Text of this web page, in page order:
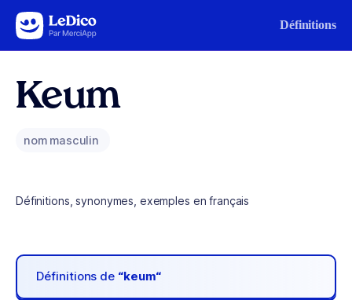
Aller au contenu Définitions
Keum
nom masculin
Définitions, synonymes, exemples en français
Définitions de “keum“